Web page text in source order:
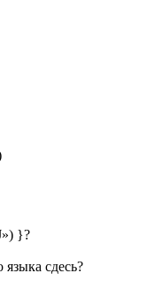
}?
сдесь?